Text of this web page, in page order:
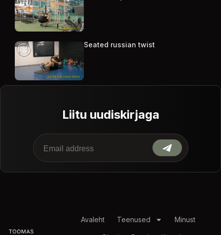
Seated russian twist
Liitu uudiskirjaga
Avaleht Teenused Minust